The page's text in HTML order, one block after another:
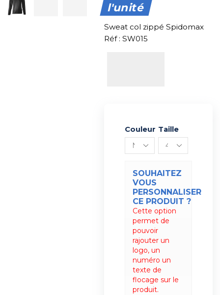
l'unité
Sweat col zippé Spidomax
Réf : SW015
Couleur Taille
SOUHAITEZ
VOUS
PERSONNALISER
CE PRODUIT ?
Cette option
permet de
pouvoir
rajouter un
logo, un
numéro un
texte de
flocage sur le
produit.
Alternative: